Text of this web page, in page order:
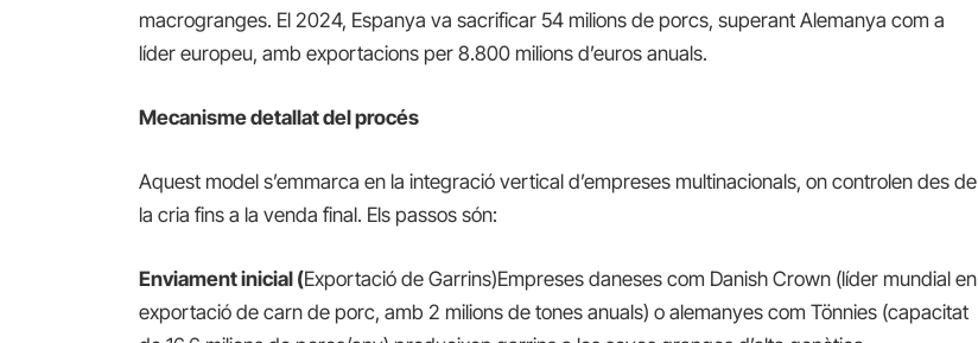
macrogranges. El 2024, Espanya va sacrificar 54 milions de porcs, superant Alemanya com a
líder europeu, amb exportacions per 8.800 milions d’euros anuals.
Mecanisme detallat del procés
Aquest model s’emmarca en la integració vertical d’empreses multinacionals, on controlen des de
la cria fins a la venda final. Els passos són:
Enviament inicial (Exportació de Garrins)Empreses daneses com Danish Crown (líder mundial en
exportació de carn de porc, amb 2 milions de tones anuals) o alemanyes com Tönnies (capacitat